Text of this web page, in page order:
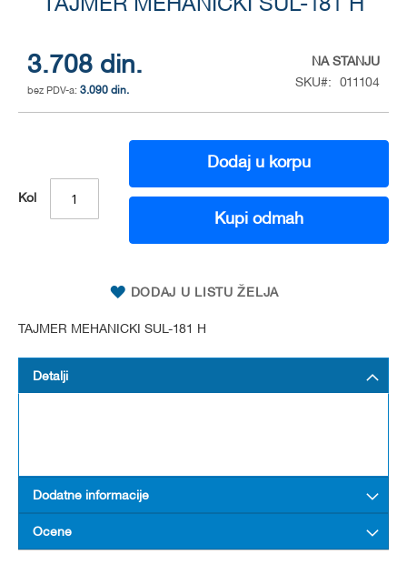
TAJMER MEHANICKI SUL-181 H
3.708 din.
3.090 din.
NA STANJU
SKU
011104
Kol
Dodaj u korpu
Kupi odmah
DODAJ U LISTU ŽELJA
TAJMER MEHANICKI SUL-181 H
of
the
images
gallery
Detalji
Dodatne informacije
Ocene